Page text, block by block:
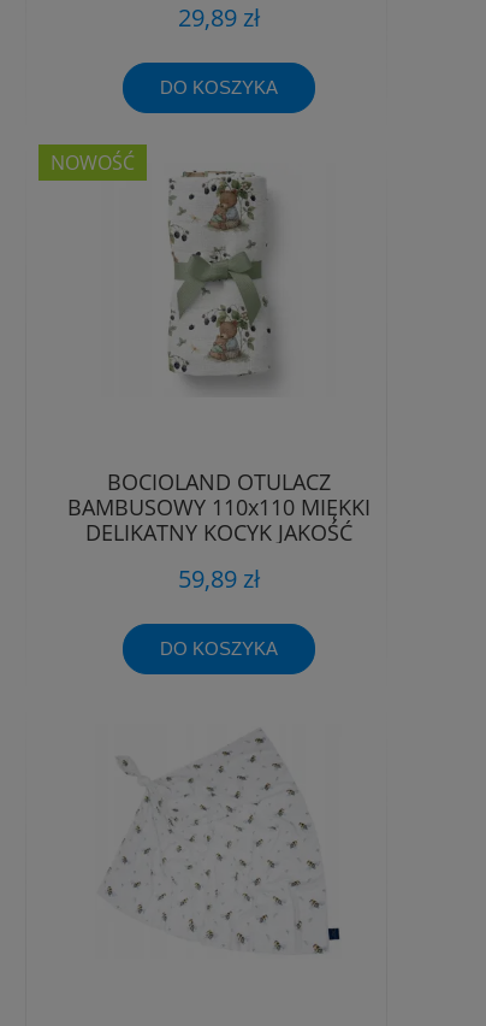
29,89 zł
DO KOSZYKA
BOCIOLAND OTULACZ
BAMBUSOWY 110x110 MIĘKKI
DELIKATNY KOCYK JAKOŚĆ
59,89 zł
DO KOSZYKA
NOWOŚĆ